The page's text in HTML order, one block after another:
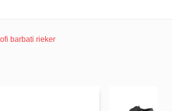
barbati rieker